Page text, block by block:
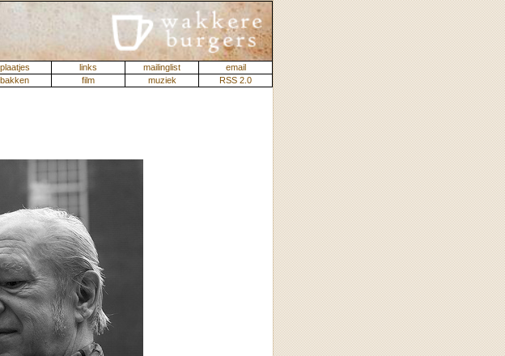
plaatjes links mailinglist
email
bakken film muziek RSS 2.0